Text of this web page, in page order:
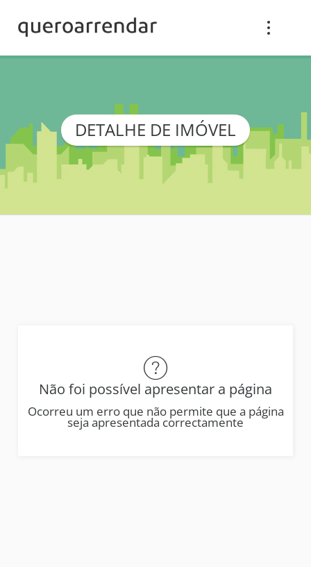
DETALHE DE IMÓVEL
Não foi possível apresentar a página
Ocorreu um erro que não permite que a página
seja apresentada correctamente